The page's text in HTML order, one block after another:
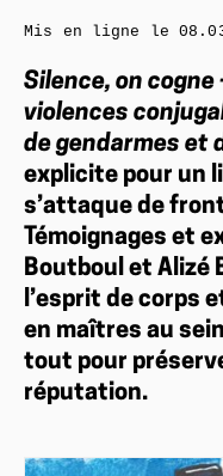
Silence, on cogne
violences
de gendarmes et
explicite pour un
s’attaque de
Témoignages et
Boutboul et Alizé
l’esprit de corps
en maîtres au
tout pour
réputation.
Mis en ligne le